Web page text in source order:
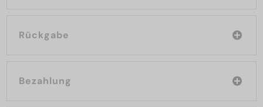
Rückgabe
Bezahlung